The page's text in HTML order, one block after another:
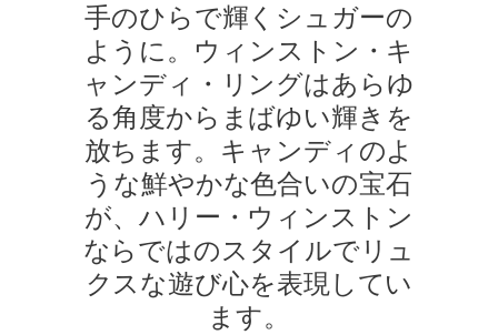
手のひらで輝くシュガーの
ように。ウィンストン・キ
ャンディ・リングはあらゆ
る角度からまばゆい輝きを
放ちます。キャンディのよ
うな鮮やかな色合いの宝石
が、ハリー・ウィンストン
ならではのスタイルでリュ
クスな遊び心を表現してい
ます。